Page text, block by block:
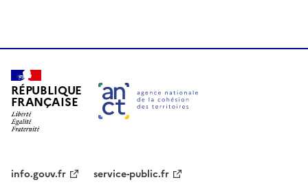
RÉPUBLIQUE
FRANÇAISE
info.gouv.fr service-public.fr